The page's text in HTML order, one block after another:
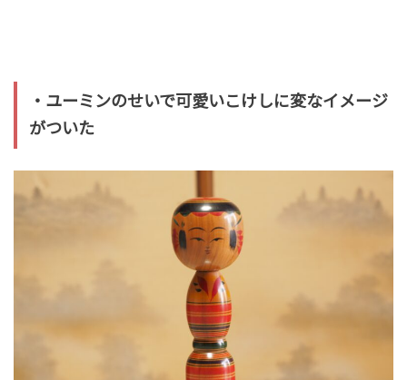
・ユーミンのせいで可愛いこけしに変なイメージ
がついた